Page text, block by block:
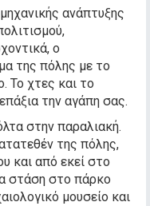
ανάπτυξης
ο
της πόλης με το
Το χτες και το
την αγάπη σας.
στην παραλιακή.
της πόλης,
και από εκεί στο
στάση στο πάρκο
μουσείο και